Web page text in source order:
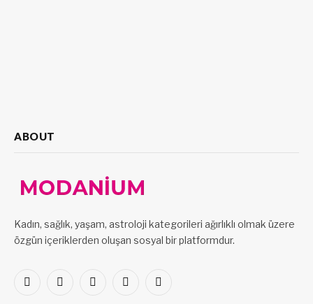
ABOUT
Kadın, sağlık, yaşam, astroloji kategorileri ağırlıklı olmak üzere
özgün içeriklerden oluşan sosyal bir platformdur.
Facebook
X
PinterestLinkedInVKontakte